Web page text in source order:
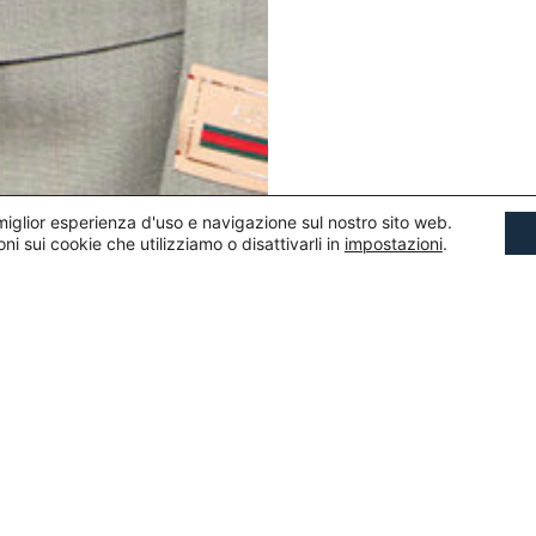
esperienza d'uso e navigazione sul nostro sito web.
sui cookie che utilizziamo o disattivarli in impostazioni.